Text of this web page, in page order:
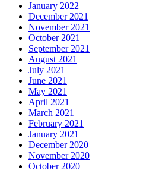
January 2022
December 2021
November 2021
October 2021
September 2021
August 2021
July 2021
June 2021
May 2021
April 2021
March 2021
February 2021
January 2021
December 2020
November 2020
October 2020